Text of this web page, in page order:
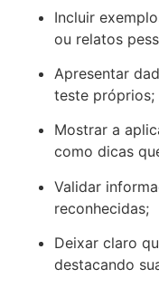
Incluir
ou relatos
Apresentar
teste próprios;
Mostrar a
como dicas
Validar
reconhecidas;
Deixar claro
destacando